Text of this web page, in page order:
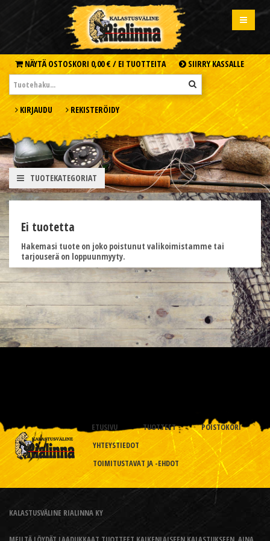
NÄYTÄ OSTOSKORI 0,00 € / EI TUOTTEITA SIIRRY KASSALLE
KIRJAUDU REKISTERÖIDY
TUOTEKATEGORIAT
Ei tuotetta
Hakemasi tuote on joko poistunut valikoimistamme tai
tarjouserä on loppuunmyyty.
ETUSIVU TUOTTEET
POISTOKORI
YHTEYSTIEDOT
TOIMITUSTAVAT JA -EHDOT
KALASTUSVÄLINE RIALINNA KY